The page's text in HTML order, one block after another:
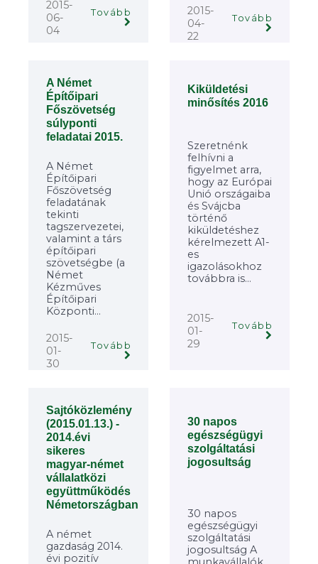
2015-
06-
04
Tovább
2015-
04-
22
Tovább
A Német
Építőipari
Főszövetség
súlyponti
feladatai 2015.
A Német
Építőipari
Főszövetség
feladatának
tekinti
tagszervezetei,
valamint a társ
építőipari
szövetségbe (a
Német
Kézműves
Építőipari
Központi...
2015-
01-
30
Tovább
Kiküldetési
minősítés 2016
Szeretnénk
felhívni a
figyelmet arra,
hogy az Európai
Unió országaiba
és Svájcba
történő
kiküldetéshez
kérelmezett A1-
es
igazolásokhoz
továbbra is...
2015-
01-
29
Tovább
Sajtóközlemény
(2015.01.13.) -
2014.évi
sikeres
magyar-német
vállalatközi
együttműködés
Németországban
A német
gazdaság 2014.
évi pozitív
30 napos
egészségügyi
szolgáltatási
jogosultság
30 napos
egészségügyi
szolgáltatási
jogosultság A